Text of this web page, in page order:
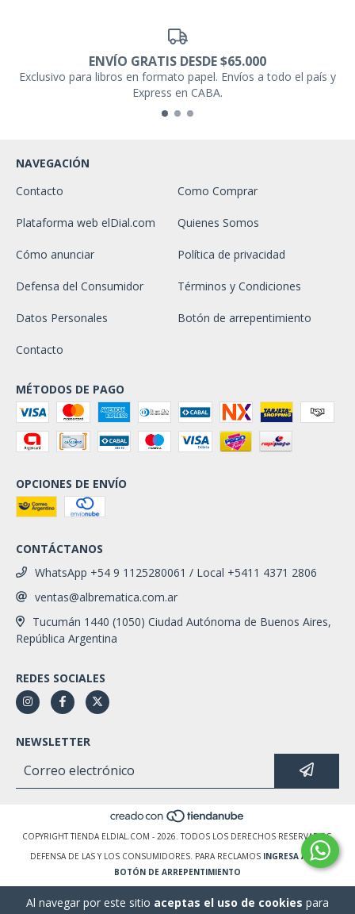
Al navegar por este sitio aceptas el uso de cookies para
ENVÍO GRATIS DESDE $65.000
Exclusivo para libros en formato papel. Envíos a todo el país y
Express en CABA.
NAVEGACIÓN
Contacto
Como Comprar
Plataforma web elDial.com Quienes Somos
Cómo anunciar Política de privacidad
Defensa del Consumidor Términos y Condiciones
Datos Personales Botón de arrepentimiento
Contacto
MÉTODOS DE PAGO
OPCIONES DE ENVÍO
CONTÁCTANOS
WhatsApp +54 9 1125280061 / Local +5411 4371 2806
ventas@albrematica.com.ar
Tucumán 1440 (1050) Ciudad Autónoma de Buenos Aires,
República Argentina
REDES SOCIALES
NEWSLETTER
COPYRIGHT TIENDA ELDIAL.COM - 2026. TODOS LOS DERECHOS RESERVADOS.
DEFENSA DE LAS Y LOS CONSUMIDORES. PARA RECLAMOS INGRESA AQUÍ.
BOTÓN DE ARREPENTIMIENTO